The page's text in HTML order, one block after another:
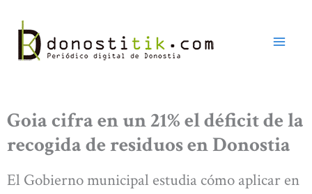
contenido
Goia cifra en un 21% el déficit de la
recogida de residuos en Donostia
El Gobierno municipal estudia cómo aplicar en